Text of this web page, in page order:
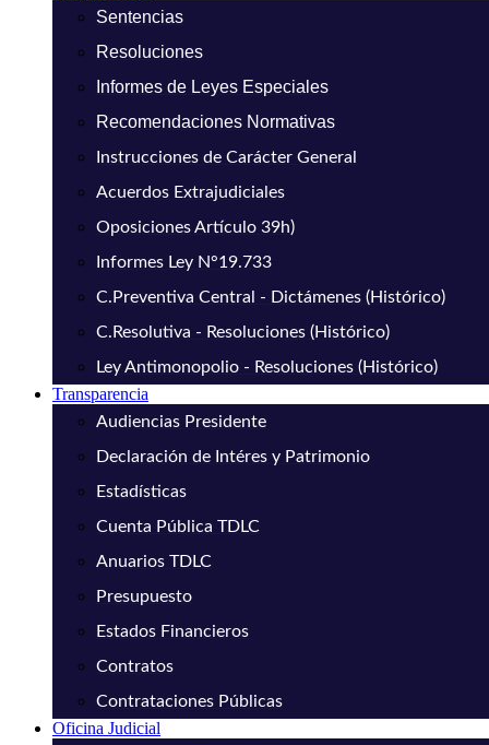
Sentencias
Resoluciones
Informes de Leyes Especiales
Recomendaciones Normativas
Instrucciones de Carácter General
Acuerdos Extrajudiciales
Oposiciones Artículo 39h)
Informes Ley N°19.733
C.Preventiva Central - Dictámenes (Histórico)
C.Resolutiva - Resoluciones (Histórico)
Ley Antimonopolio - Resoluciones (Histórico)
Transparencia
Audiencias Presidente
Declaración de Intéres y Patrimonio
Estadísticas
Cuenta Pública TDLC
Anuarios TDLC
Presupuesto
Estados Financieros
Contratos
Contrataciones Públicas
Oficina Judicial